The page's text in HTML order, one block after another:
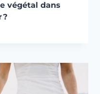
végétal dans
?